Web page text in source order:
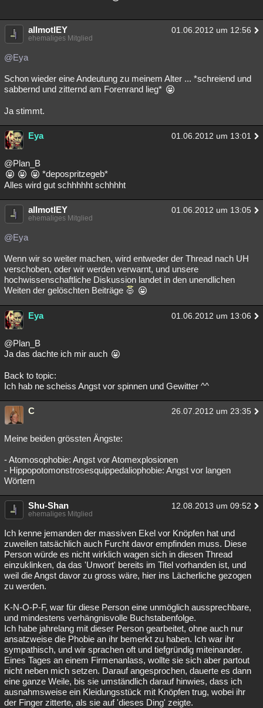
allmotlEY 01.06.2012 um 12:56
ehemaliges Mitglied
@Eya
Schon wieder eine Andeutung zu meinem Alter ... *schreiend und
sabbernd und zitternd am Forenrand lieg*
Ja stimmt.
Eya 01.06.2012 um 13:01
@Plan_B
*depospritzegeb*
Alles wird gut schhhhht schhhht
allmotlEY 01.06.2012 um 13:05
ehemaliges Mitglied
@Eya
Wenn wir so weiter machen, wird entweder der Thread nach UH
verschoben, oder wir werden verwarnt, und unsere
hochwissenschaftliche Diskussion landet in den unendlichen
Weiten der gelöschten Beiträge
Eya 01.06.2012 um 13:06
@Plan_B
Ja das dachte ich mir auch
Back to topic:
Ich hab ne scheiss Angst vor spinnen und Gewitter ^^
C 26.07.2012 um 23:35
Meine beiden grössten Ängste:
- Atomosophobie: Angst vor Atomexplosionen
- Hippopotomonstrosesquippedaliophobie: Angst vor langen
Wörtern
Shu-Shan 12.08.2013 um 09:52
ehemaliges Mitglied
Ich kenne jemanden der massiven Ekel vor Knöpfen hat und
zuweilen tatsächlich auch Furcht davor empfinden muss. Diese
Person würde es nicht wirklich wagen sich in diesen Thread
einzuklinken, da das 'Unwort' bereits im Titel vorhanden ist, und
weil die Angst davor zu gross wäre, hier ins Lächerliche gezogen
zu werden.
K-N-O-P-F, war für diese Person eine unmöglich aussprechbare,
und mindestens verhängnisvolle Buchstabenfolge.
Ich habe jahrelang mit dieser Person gearbeitet, ohne auch nur
ansatzweise die Phobie an ihr bemerkt zu haben. Ich war ihr
sympathisch, und wir sprachen oft und tiefgründig miteinander.
Eines Tages an einem Firmenanlass, wollte sie sich aber partout
nicht neben mich setzen. Darauf angesprochen, dauerte es dann
eine ganze Weile, bis sie umständlich darauf hinwies, dass ich
ausnahmsweise ein Kleidungsstück mit Knöpfen trug, wobei ihr
der Finger zitterte, als sie auf 'dieses Ding' zeigte.